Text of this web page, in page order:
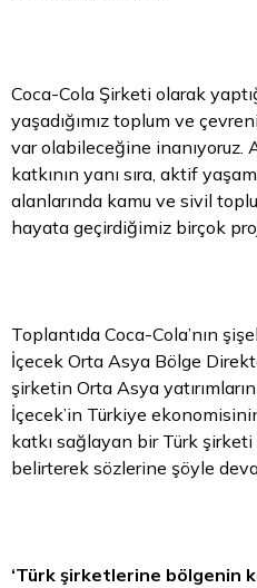
Coca-Cola Şirketi olarak
yaşadığımız toplum ve
var olabileceğine inanıyoruz.
katkının yanı sıra, aktif
alanlarında kamu ve sivil
hayata geçirdiğimiz birçok
Toplantıda Coca-Cola’nın
İçecek Orta Asya Bölge
şirketin Orta Asya
İçecek’in Türkiye
katkı sağlayan bir Türk şirketi
belirterek sözlerine şöyle
‘Türk şirketlerine bölgenin